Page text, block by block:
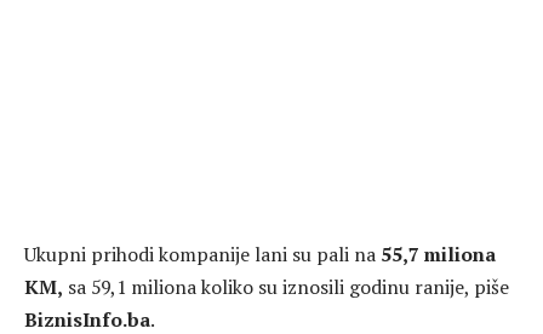
Ukupni prihodi kompanije lani su pali na 55,7 miliona
KM, sa 59,1 miliona koliko su iznosili godinu ranije, piše
BiznisInfo.ba.